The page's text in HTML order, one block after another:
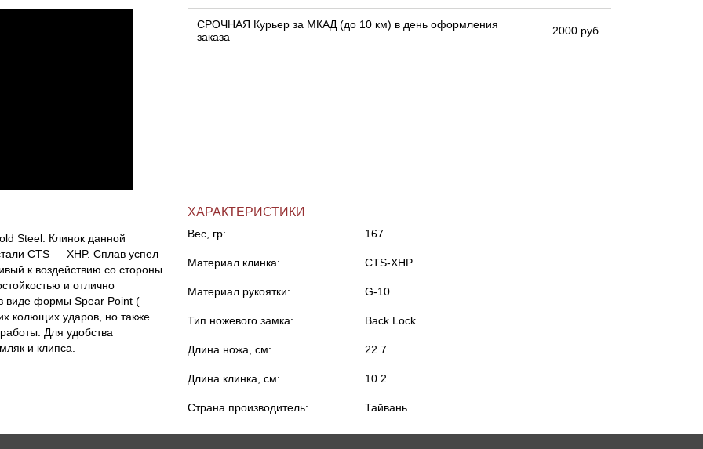
СРОЧНАЯ Курьер за МКАД (до 10 км) в день оформления
заказа
2000 руб.
Steel. Клинок данной
CTS — XHP. Сплав успел
к воздействию со стороны
и отлично
виде формы Spear Point (
колющих ударов, но также
Для удобства
и клипса.
ХАРАКТЕРИСТИКИ
Вес, гр: 167
Материал клинка: CTS-XHP
Материал рукоятки: G-10
Тип ножевого замка: Back Lock
Длина ножа, см: 22.7
Длина клинка, см: 10.2
Страна производитель: Тайвань